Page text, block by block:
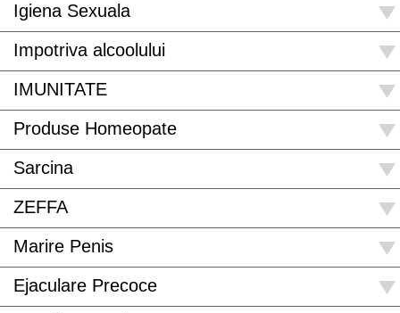
Igiena Sexuala
Impotriva alcoolului
IMUNITATE
Produse Homeopate
Sarcina
ZEFFA
Marire Penis
Ejaculare Precoce